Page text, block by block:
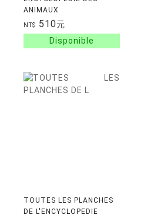
ANIMAUX
NT$ 510元
TOUTES LES PLANCHES
DE L'ENCYCLOPEDIE